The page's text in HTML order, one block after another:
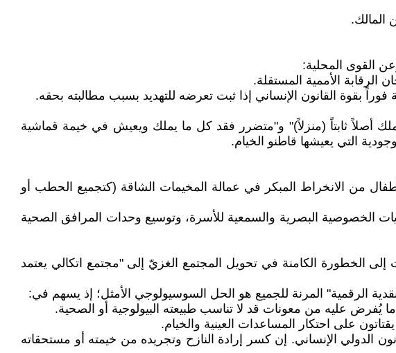
المالك.
القوى المحلية:
الرقابة الأممية المستقلة.
بقوة القانون الإنساني إذا ثبت تعرضه للتهديد بسبب مطالبته بحقه.
أصلاً ثابتاً (منزلاً)" و"متضرر فقد كل ما يملك ويعيش في خيمة قماشية
التي يعيشها قاطنو الخيام.
من الانخراط المبكر في عمالة المخيمات الشاقة (كتجميع الحطب أو
الخصوصية البصرية والسمعية للأسرة، وتوسيع وحدات المرافق الصحية
الخطورة الكامنة في تحويل المجتمع الغزيّ إلى "مجتمع اتكالي يعتمد
الرقمية" المرنة للجميع هو الحل السوسيولوجي الأمثل؛ إذ يسهم في:
الدولي الإنساني. إن كسر إرادة النازح وتجريده من خيمته أو مستحقاته